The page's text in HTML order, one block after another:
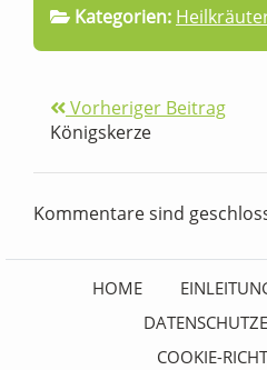
Kategorien:
Vorheriger Beitrag
Königskerze
Kommentare sind
HOME
COOKIE-